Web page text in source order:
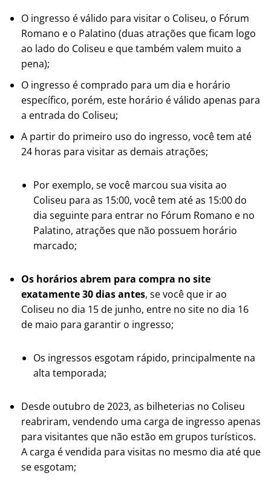
O ingresso é válido para visitar o Coliseu, o Fórum
Romano e o Palatino (duas atrações que ficam logo
ao lado do Coliseu e que também valem muito a
pena);
O ingresso é comprado para um dia e horário
específico, porém, este horário é válido apenas para
a entrada do Coliseu;
A partir do primeiro uso do ingresso, você tem até
24 horas para visitar as demais atrações;
Por exemplo, se você marcou sua visita ao
Coliseu para as 15:00, você tem até as 15:00 do
dia seguinte para entrar no Fórum Romano e no
Palatino, atrações que não possuem horário
marcado;
Os horários abrem para compra no site
exatamente 30 dias antes, se você que ir ao
Coliseu no dia 15 de junho, entre no site no dia 16
de maio para garantir o ingresso;
Os ingressos esgotam rápido, principalmente na
alta temporada;
Desde outubro de 2023, as bilheterias no Coliseu
reabriram, vendendo uma carga de ingresso apenas
para visitantes que não estão em grupos turísticos.
A carga é vendida para visitas no mesmo dia até que
se esgotam;